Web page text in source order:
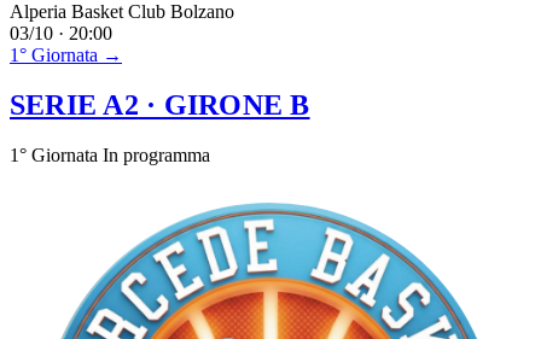
Alperia Basket Club Bolzano
03/10 · 20:00
1° Giornata →
SERIE A2 · GIRONE B
1° Giornata In programma